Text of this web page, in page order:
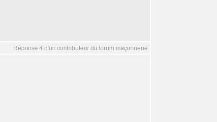
Réponse 4 d'un contributeur du forum maçonnerie